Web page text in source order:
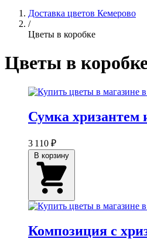
Доставка цветов Кемерово
/
Цветы в коробке
Цветы в
Сумка хризантем
3 110 ₽
Композиция с